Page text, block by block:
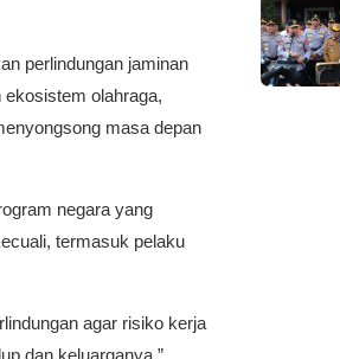
perlindungan jaminan
ekosistem olahraga,
masa depan
negara yang
termasuk pelaku
agar risiko kerja